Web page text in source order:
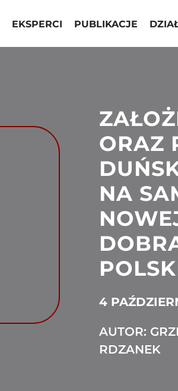
EKSPERCI PUBLIKACJE
ORAZ
NA
4
AUTOR:
RDZANEK